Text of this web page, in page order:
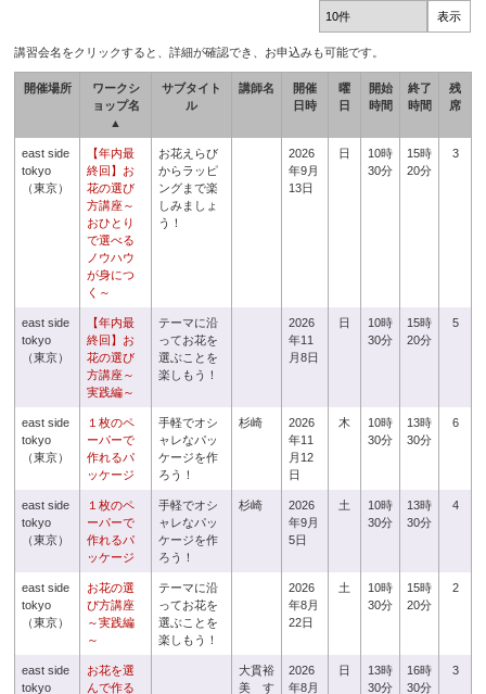
講習会名をクリックすると、詳細が確認でき、お申込みも可能です。
開催場所
ワークシ
ョップ名
▲
サブタイト
ル
講師名
開催
日時
曜
日
開始
時間
終了
時間
残
席
east side
tokyo
（東京）
【年内最
終回】お
花の選び
方講座～
おひとり
で選べる
ノウハウ
が身につ
く～
お花えらび
からラッピ
ングまで楽
しみましょ
う！
2026
年9月
13日
日
10時
30分
15時
20分
3
east side
tokyo
（東京）
【年内最
終回】お
花の選び
方講座～
実践編～
テーマに沿
ってお花を
選ぶことを
楽しもう！
2026
年11
月8日
日
10時
30分
15時
20分
5
east side
tokyo
（東京）
１枚のペ
ーパーで
作れるパ
ッケージ
手軽でオシ
ャレなパッ
ケージを作
ろう！
杉崎
2026
年11
月12
日
木
10時
30分
13時
30分
6
east side
tokyo
（東京）
１枚のペ
ーパーで
作れるパ
ッケージ
手軽でオシ
ャレなパッ
ケージを作
ろう！
杉崎
2026
年9月
5日
土
10時
30分
13時
30分
4
east side
tokyo
（東京）
お花の選
び方講座
～実践編
～
テーマに沿
ってお花を
選ぶことを
楽しもう！
2026
年8月
22日
土
10時
30分
15時
20分
2
east side
tokyo
お花を選
んで作る
大貫裕
美 す
2026
年8月
日
13時
30分
16時
30分
3